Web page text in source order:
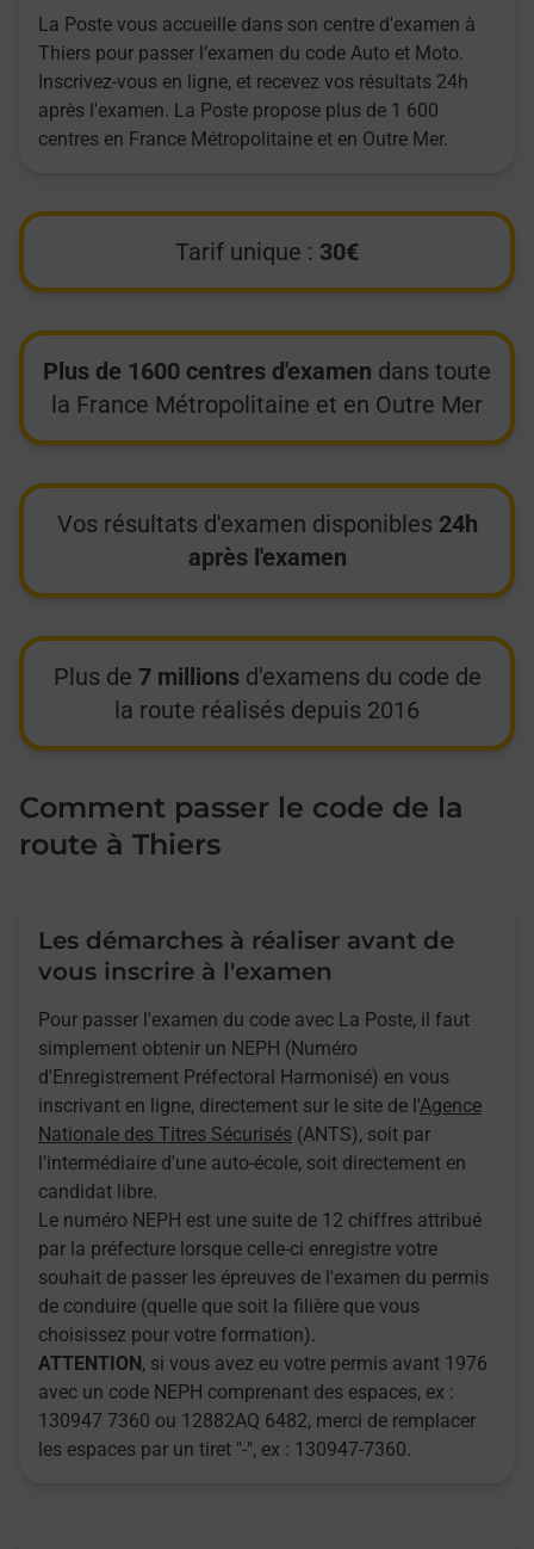
La Poste vous accueille dans son centre d'examen à
Thiers pour passer l’examen du code Auto et Moto.
Inscrivez-vous en ligne, et recevez vos résultats 24h
après l'examen. La Poste propose plus de 1 600
centres en France Métropolitaine et en Outre Mer.
Tarif unique : 30€
Plus de 1600 centres d'examen dans toute
la France Métropolitaine et en Outre Mer
Vos résultats d'examen disponibles 24h
après l'examen
Plus de 7 millionsd'examens du code de
la route réalisés depuis 2016
Comment passer le code de la
route à Thiers
Les démarches à réaliser avant de
vous inscrire à l'examen
Pour passer l'examen du code avec La Poste, il faut
simplement obtenir un NEPH (Numéro
d'Enregistrement Préfectoral Harmonisé) en vous
inscrivant en ligne, directement sur le site de l'Agence
Nationale des Titres Sécurisés (ANTS), soit par
l'intermédiaire d'une auto-école, soit directement en
candidat libre.
Le numéro NEPH est une suite de 12 chiffres attribué
par la préfecture lorsque celle-ci enregistre votre
souhait de passer les épreuves de l'examen du permis
de conduire (quelle que soit la filière que vous
choisissez pour votre formation).
ATTENTION , si vous avez eu votre permis avant 1976
avec un code NEPH comprenant des espaces, ex :
130947 7360 ou 12882AQ 6482, merci de remplacer
les espaces par un tiret "-", ex : 130947-7360.